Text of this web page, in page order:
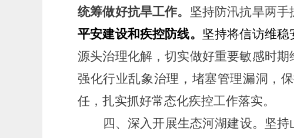
统筹做好抗旱工作。 坚持防汛抗旱两手
平安建设和疾控防线。 坚持将信访维
源头治理化解，切实做好重要敏感时
强化行业乱象治理，堵塞管理漏洞，
任，扎实抓好常态化疾控工作落实。
四、深入开展生态河湖建设。 坚持